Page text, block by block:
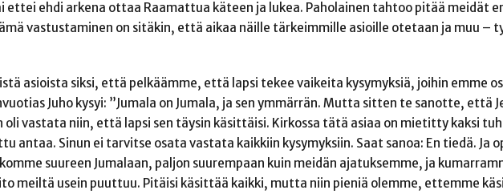
ettei ehdi arkena ottaa Raamattua käteen ja lukea. Paholainen tahtoo pitää meidät
vastustaminen on sitäkin, että aikaa näille tärkeimmille asioille otetaan ja muu –
asioista siksi, että pelkäämme, että lapsi tekee vaikeita kysymyksiä, joihin emme
Juho kysyi: ”Jumala on Jumala, ja sen ymmärrän. Mutta sitten te sanotte, että
oli vastata niin, että lapsi sen täysin käsittäisi. Kirkossa tätä asiaa on mietitty kaksi
antaa. Sinun ei tarvitse osata vastata kaikkiin kysymyksiin. Saat sanoa: En tiedä. Ja
suureen Jumalaan, paljon suurempaan kuin meidän ajatuksemme, ja
meiltä usein puuttuu. Pitäisi käsittää kaikki, mutta niin pieniä olemme, ettemme